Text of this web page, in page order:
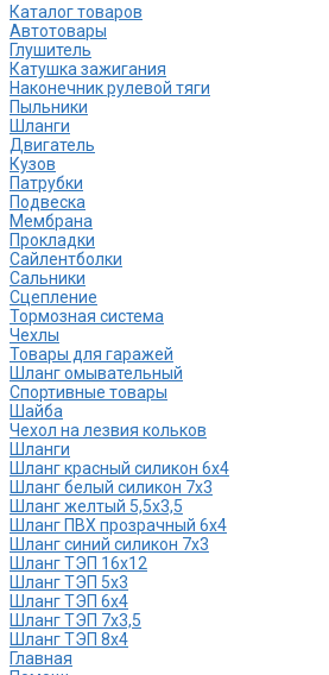
Каталог товаров
Автотовары
Глушитель
Катушка зажигания
Наконечник рулевой тяги
Пыльники
Шланги
Двигатель
Кузов
Патрубки
Подвеска
Мембрана
Прокладки
Сайлентболки
Сальники
Сцепление
Тормозная система
Чехлы
Товары для гаражей
Шланг омывательный
Спортивные товары
Шайба
Чехол на лезвия кольков
Шланги
Шланг красный силикон 6х4
Шланг белый силикон 7х3
Шланг желтый 5,5х3,5
Шланг ПВХ прозрачный 6х4
Шланг синий силикон 7х3
Шланг ТЭП 16х12
Шланг ТЭП 5х3
Шланг ТЭП 6х4
Шланг ТЭП 7х3,5
Шланг ТЭП 8х4
Главная